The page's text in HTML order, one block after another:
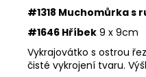
#1318 Muchomůrka s
#1646 Hříbek 9 x 9cm
Vykrajovátko s ostrou
čisté vykrojení tvaru.
Kč